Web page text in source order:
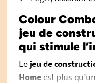
Colour
jeu de
qui stimule
Le jeu de
Home est plus